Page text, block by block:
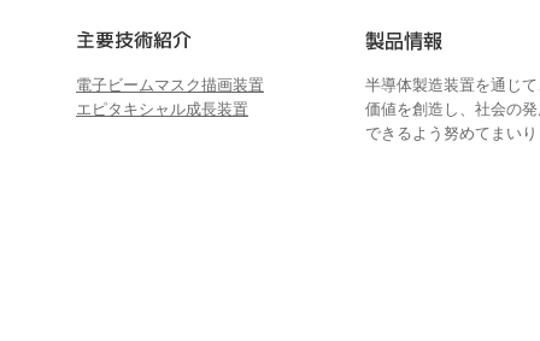
電子ビームマスク描画装置
エピタキシャル成長装置
半導体製造装置を通じ
価値を創造し、社会の
できるよう努めてまい